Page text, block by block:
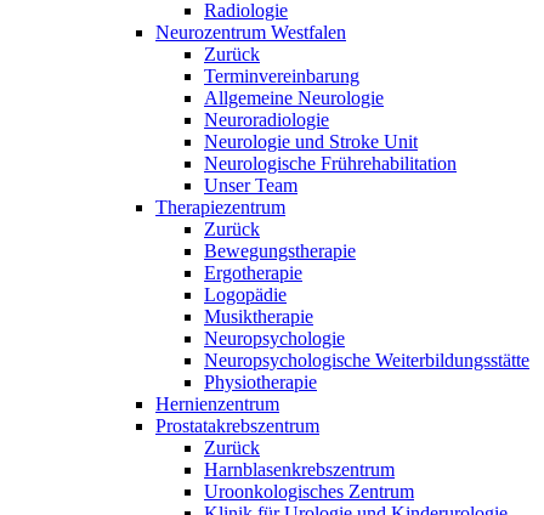
Radiologie
Neurozentrum Westfalen
Zurück
Terminvereinbarung
Allgemeine Neurologie
Neuroradiologie
Neurologie und Stroke Unit
Neurologische Frührehabilitation
Unser Team
Therapiezentrum
Zurück
Bewegungstherapie
Ergotherapie
Logopädie
Musiktherapie
Neuropsychologie
Neuropsychologische Weiterbildungsstätte
Physiotherapie
Hernienzentrum
Prostatakrebszentrum
Zurück
Harnblasenkrebszentrum
Uroonkologisches Zentrum